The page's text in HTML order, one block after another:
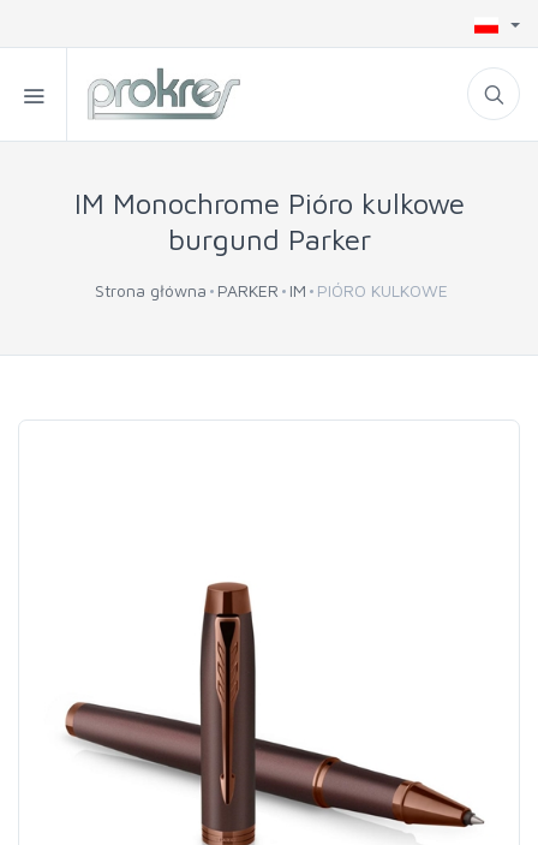
IM Monochrome Pióro kulkowe
burgund Parker
Strona główna PARKER IM PIÓRO KULKOWE